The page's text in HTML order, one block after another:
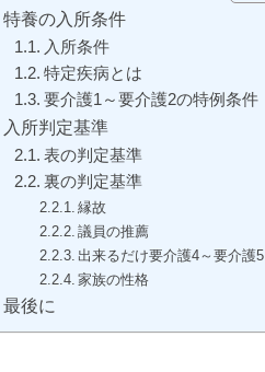
特養の入所条件
入所条件
特定疾病とは
要介護1～要介護2の特例条件
入所判定基準
表の判定基準
裏の判定基準
縁故
議員の推薦
出来るだけ要介護4～要介護5
家族の性格
最後に